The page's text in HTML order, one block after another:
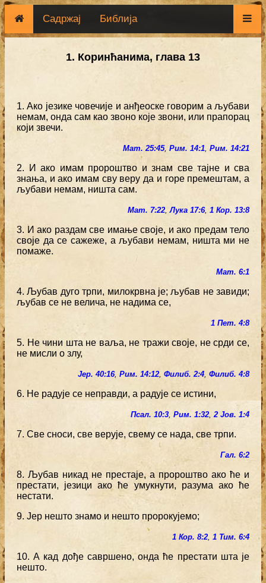
Садржај Библија
1. Коринћанима, глава 13
1. Ако језике човечије и анђеоске говорим а љубави
немам, онда сам као звоно које звони, или прапорац
који звечи.
Мат. 25:45, Рим. 14:1, Рим. 14:21
2. И ако имам пророштво и знам све тајне и сва
знања, и ако имам сву веру да и горе премештам, а
љубави немам, ништа сам.
Мат. 7:22,Лука 17:6, 1 Кор. 13:8
3. И ако раздам све имање своје, и ако предам тело
своје да се сажеже, а љубави немам, ништа ми не
помаже.
Мат. 6:1
4. Љубав дуго трпи, милокрвна је; љубав не завиди;
љубав се не велича, не надима се,
1 Пет. 4:8
5. Не чини шта не ваља, не тражи своје, не срди се,
не мисли о злу,
Јер. 40:16, Рим. 14:12, Филиб. 2:4, Филиб. 4:8
6. Не радује се неправди, а радује се истини,
Псал. 10:3, Рим. 1:32,2 Јов. 1:4
7. Све сноси, све верује, свему се нада, све трпи.
Гал. 6:2
8. Љубав никад не престаје, а пророштво ако ће и
престати, језици ако ће умукнути, разума ако ће
нестати.
9. Јер нешто знамо и нешто пророкујемо;
1 Кор. 8:2, 1 Тим. 6:4
10. А кад дође савршено, онда ће престати шта је
нешто.